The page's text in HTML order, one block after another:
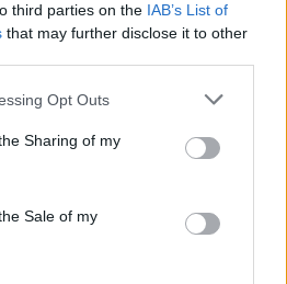
third parties on the IAB’s List of
that may further disclose it to other
app uses one or more Google
usage behaviour. You may click to
and its third-party tags to
purposes in below Google
Opt Outs
Sharing of my
Sale of mya szakma - most
- a Thália Színházban a
Image Theatre